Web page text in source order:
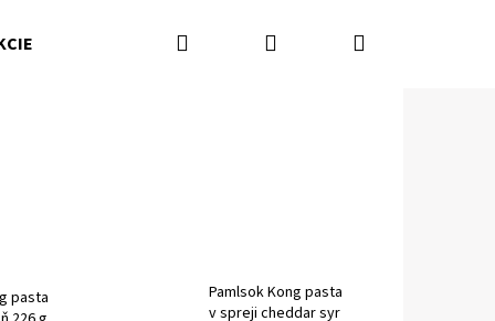
Kamenná predajňa Kontakty
Hľadať PrihlásenieNákupný
pasta
Pamlsok Kong pasta
v spreji cheddar syr